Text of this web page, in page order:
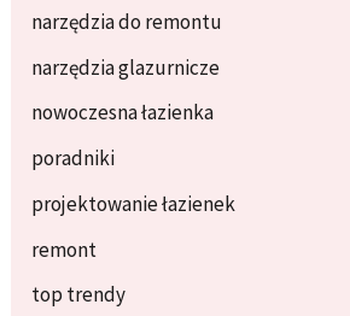
narzędzia do remontu
narzędzia glazurnicze
nowoczesna łazienka
poradniki
projektowanie łazienek
remont
top trendy